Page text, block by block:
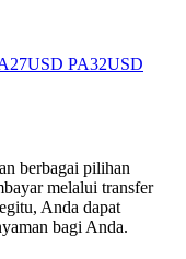
PA32USD
berbagai pilihan
melalui transfer
Anda dapat
bagi Anda.